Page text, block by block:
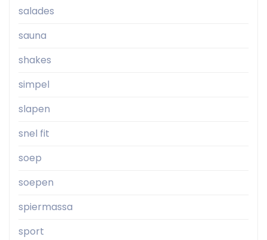
salades
sauna
shakes
simpel
slapen
snel fit
soep
soepen
spiermassa
sport